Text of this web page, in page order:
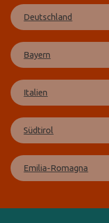
Deutschland
Bayern
Italien
Südtirol
Emilia-Romagna